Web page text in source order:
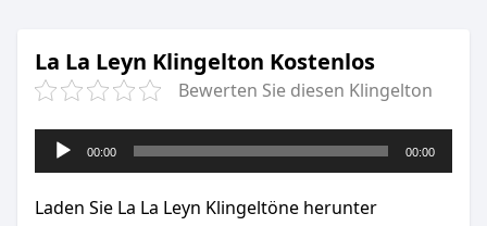
La La Leyn Klingelton Kostenlos
Bewerten Sie diesen Klingelton
Audio-
Player
00:00 00:00
Laden Sie La La Leyn Klingeltöne herunter